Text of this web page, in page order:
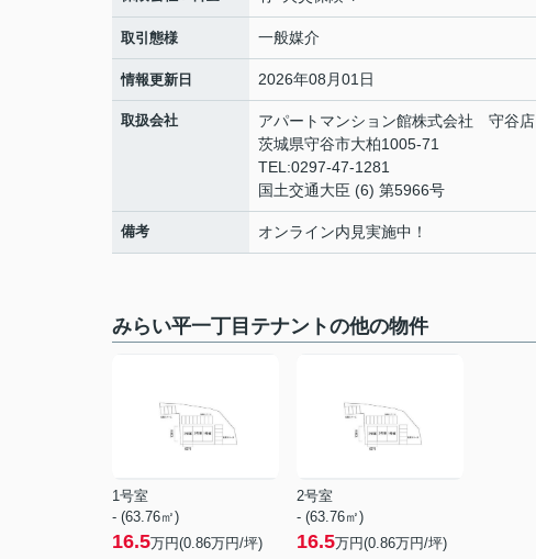
取引態様 一般媒介
情報更新日 2026年08月01日
取扱会社
アパートマンション館株式会社 守谷店
茨城県守谷市大柏1005-71
TEL:0297-47-1281
国土交通大臣 (6) 第5966号
備考 オンライン内見実施中！
みらい平一丁目テナントの他の物件
1号室
- (63.76㎡)
16.5万円(0.86万円/坪)
2号室
- (63.76㎡)
16.5万円(0.86万円/坪)